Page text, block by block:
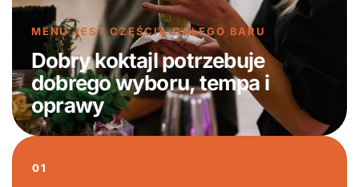
MENU JEST CZĘŚCIĄ CAŁEGO BARU
Dobry koktajl potrzebuje
dobrego wyboru, tempa i
oprawy
01